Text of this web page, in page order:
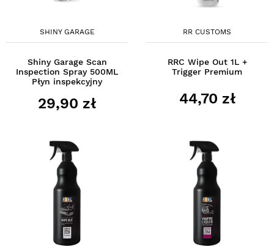
SHINY GARAGE
Shiny Garage Scan
Inspection Spray 500ML
Płyn inspekcyjny
29,90 zł
RR CUSTOMS
RRC Wipe Out 1L +
Trigger Premium
44,70 zł